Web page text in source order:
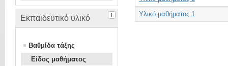
Εκπαιδευτικό υλικό
Βαθμίδα τάξης
Είδος μαθήματος
Υλικό μαθήματος 1